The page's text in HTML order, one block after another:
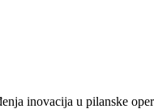
inovacija u pilanske